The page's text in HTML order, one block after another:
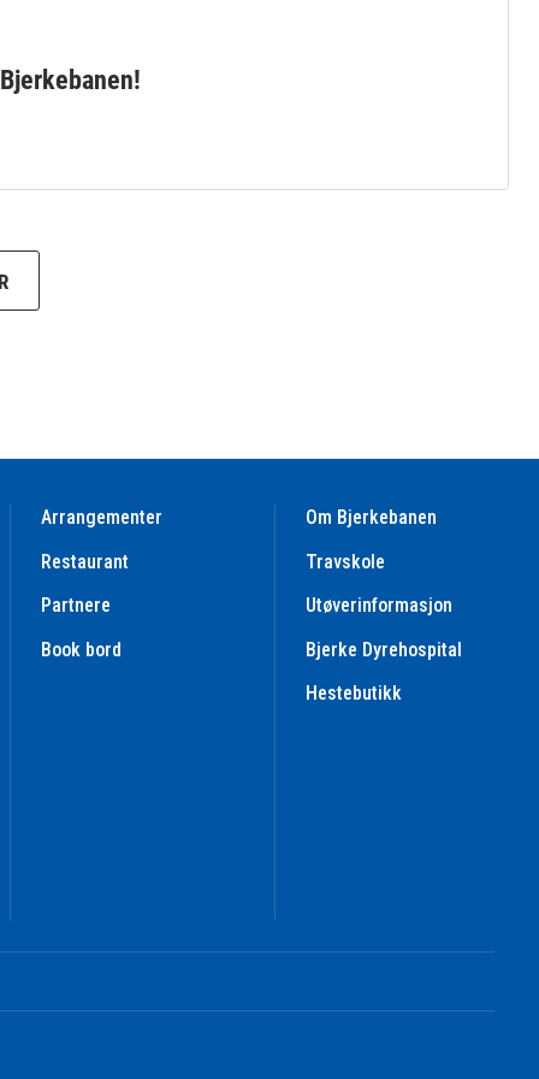
Arrangementer
Restaurant
Partnere
Book bord
Om Bjerkebanen
Travskole
Utøverinformasjon
Bjerke Dyrehospital
Hestebutikk